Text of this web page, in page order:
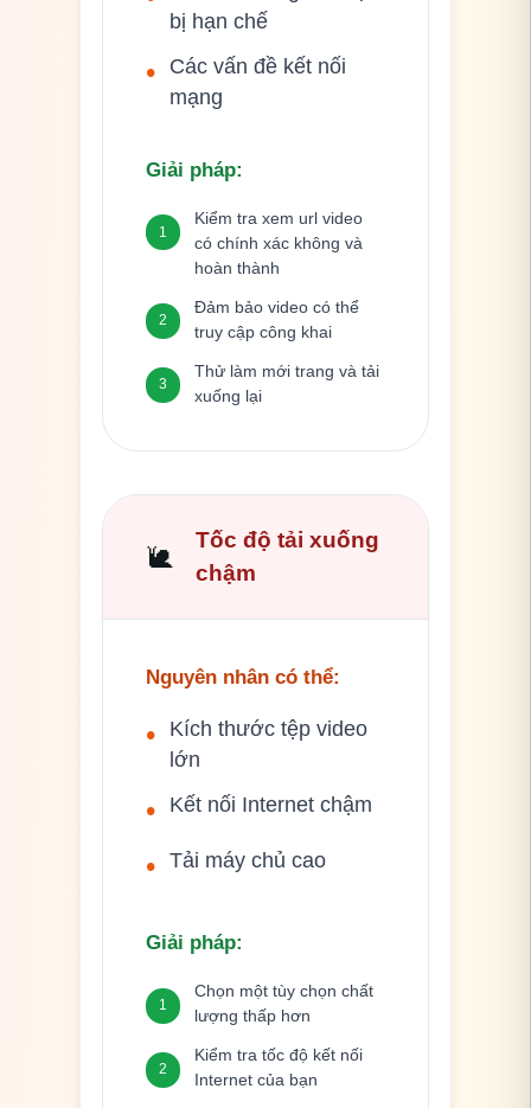
bị hạn chế
•
Các vấn đề kết nối
mạng
Giải pháp:
1
Kiểm tra xem url video
có chính xác không và
hoàn thành
2
Đảm bảo video có thể
truy cập công khai
3
Thử làm mới trang và tải
xuống lại
🐌
Tốc độ tải xuống
chậm
Nguyên nhân có thể:
•
Kích thước tệp video
lớn
• Kết nối Internet chậm
• Tải máy chủ cao
Giải pháp:
1
Chọn một tùy chọn chất
lượng thấp hơn
2
Kiểm tra tốc độ kết nối
Internet của bạn